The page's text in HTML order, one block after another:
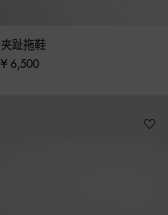
夹趾拖鞋
¥ 6,500